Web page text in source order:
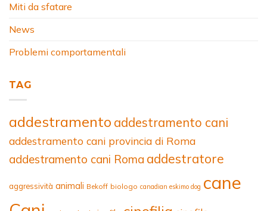
Miti da sfatare
News
Problemi comportamentali
TAG
addestramento addestramento cani
addestramento cani provincia di Roma
addestramento cani Roma addestratore
aggressività animali Bekoff biologo canadian eskimo dog cane